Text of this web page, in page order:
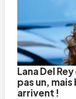
Lana Del
pas un,
arrivent !